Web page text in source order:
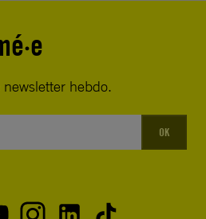
hebdo.
OK